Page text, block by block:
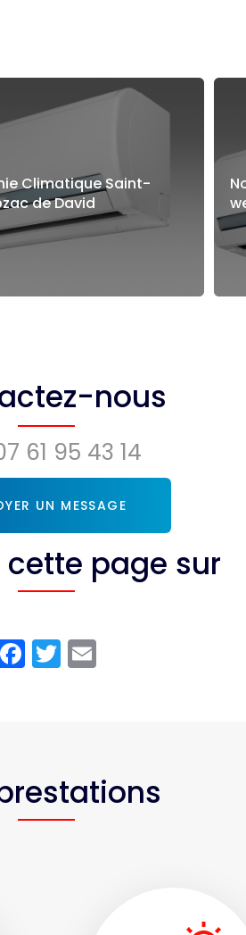
Climatique Saint-
de David
nous
61 95 43 14
UN MESSAGE
cette page sur
Facebook
Twitter